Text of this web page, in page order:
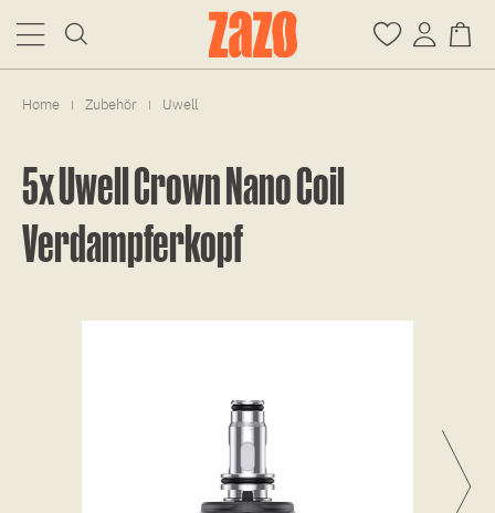
Home | Zubehör | Uwell
5x Uwell Crown Nano Coil
Verdampferkopf